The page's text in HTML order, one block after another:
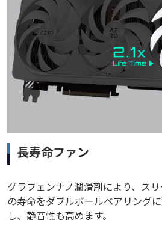
長寿命ファン
グラフェンナノ潤滑剤により、ス
の寿命をダブルボールベアリング
し、静音性も高めます。